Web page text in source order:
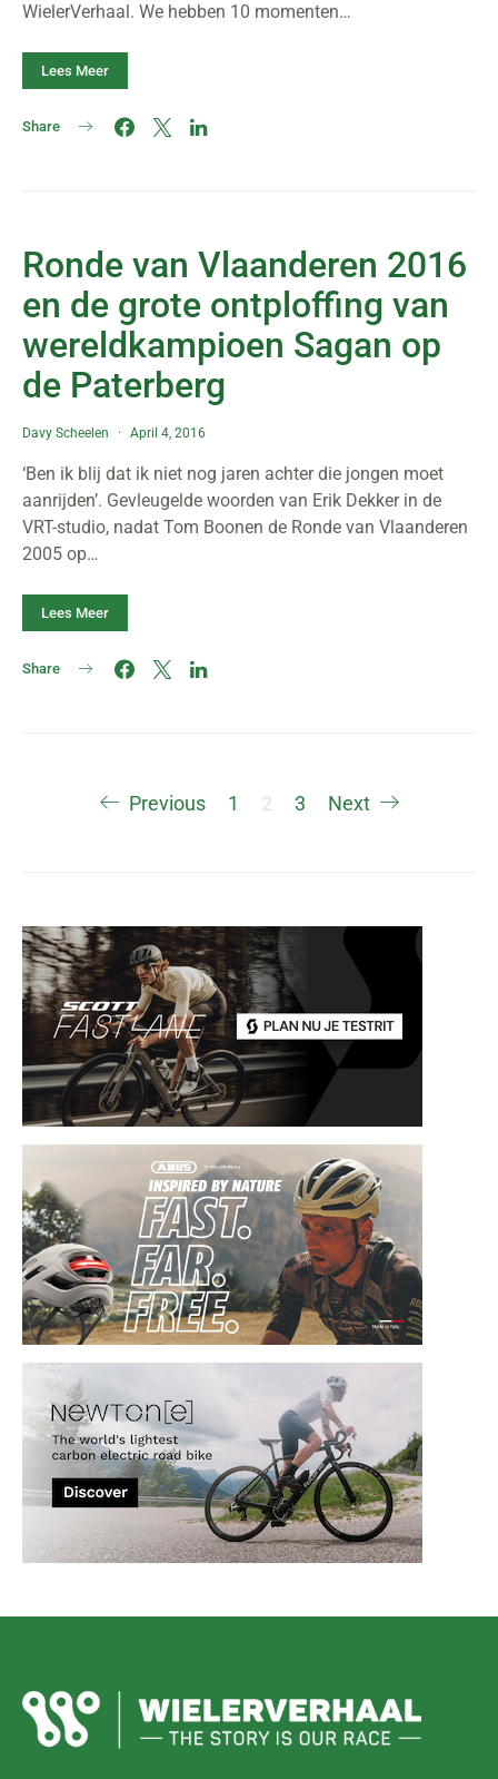
WielerVerhaal. We hebben 10 momenten…
Lees Meer
Share
Ronde van Vlaanderen 2016
en de grote ontploffing van
wereldkampioen Sagan op
de Paterberg
Davy Scheelen April 4, 2016
‘Ben ik blij dat ik niet nog jaren achter die jongen moet
aanrijden’. Gevleugelde woorden van Erik Dekker in de
VRT-studio, nadat Tom Boonen de Ronde van Vlaanderen
2005 op…
Lees Meer
Share
Berichten
Previous 1 2 3 Next